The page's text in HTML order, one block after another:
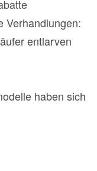
Verhandlungen:
entlarven
haben sich